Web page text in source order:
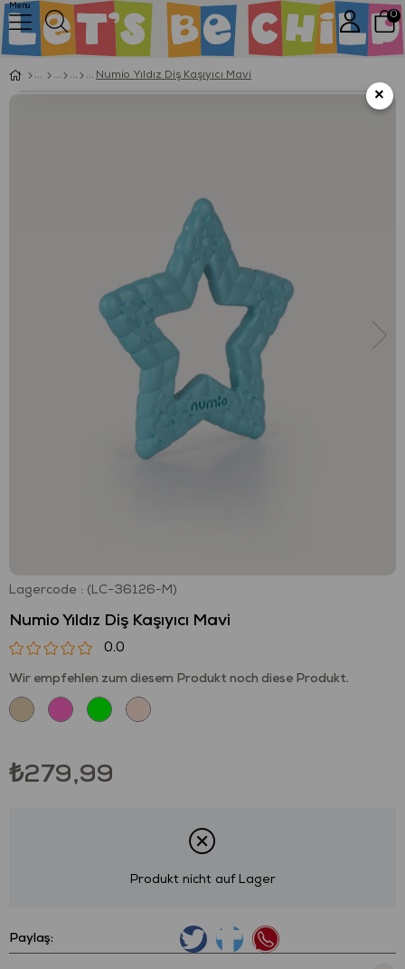
Menu
0
Numio Yıldız Diş Kaşıyıcı Mavi
Lagercode (LC-36126-M)
Numio Yıldız Diş Kaşıyıcı Mavi
0.0
Wir empfehlen zum diesem Produkt noch diese Produkt.
₺279,99
Produkt nicht auf Lager
Paylaş:
×